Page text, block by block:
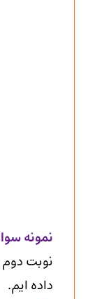
نمونه
نوبت دوم
داده ایم.